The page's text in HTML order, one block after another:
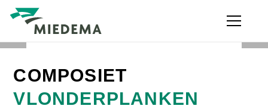
naar
Bouwmaterialen
COMPOSIET
VLONDERPLANKEN